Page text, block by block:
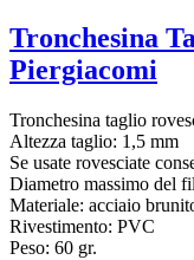
Tronchesina
Piergiacomi
Tronchesina taglio
Altezza taglio: 1,5 mm
Se usate rovesciate
Diametro massimo del
Materiale: acciaio
Rivestimento: PVC
Peso: 60 gr.